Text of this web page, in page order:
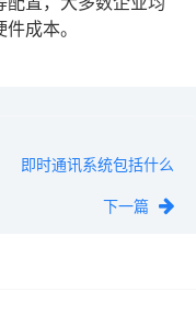
成本。
即时通讯系统包括什么
下一篇